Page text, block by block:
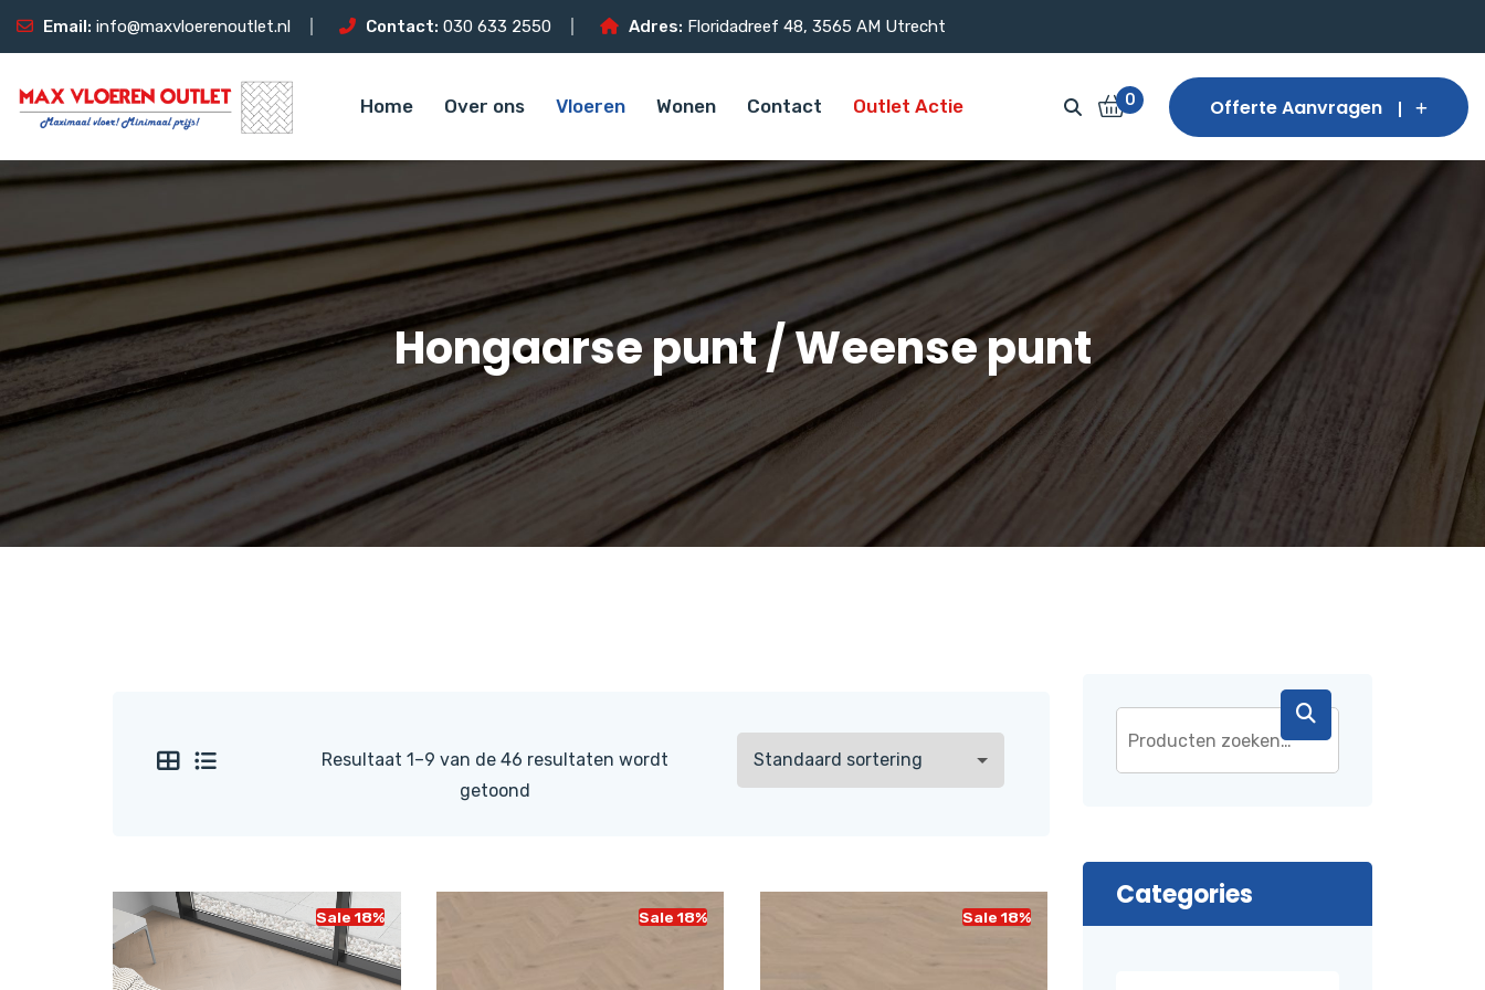
Email: info@maxvloerenoutlet.nl Contact: 030 633 2550 Adres: Floridadreef 48, 3565 AM Utrecht
Home Over ons Vloeren Wonen Contact Outlet Actie 0 Offerte Aanvragen
Hongaarse punt / Weense punt
Resultaat 1–9 van de 46 resultaten wordt
getoond
Sale 18% Sale 18% Sale 18%
Categories